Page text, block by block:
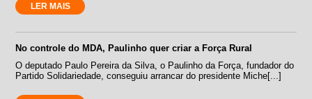
LER MAIS
No controle do MDA, Paulinho quer criar a Força Rural
O deputado Paulo Pereira da Silva, o Paulinho da Força, fundador do
Partido Solidariedade, conseguiu arrancar do presidente Miche[...]